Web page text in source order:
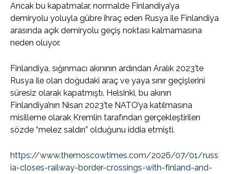
Ancak bu kapatmalar, normalde Finlandiya’ya
demiryolu yoluyla gübre ihraç eden Rusya ile Finlandiya
arasında açık demiryolu geçiş noktası kalmamasına
neden oluyor.
Finlandiya, sığınmacı akınının ardından Aralık 2023’te
Rusya ile olan doğudaki araç ve yaya sınır geçişlerini
süresiz olarak kapatmıştı. Helsinki, bu akının
Finlandiya’nın Nisan 2023’te NATO’ya katılmasına
misilleme olarak Kremlin tarafından gerçekleştirilen
sözde “melez saldırı” olduğunu iddia etmişti.
https://www.themoscowtimes.com/2026/07/01/russ
ia-closes-railway-border-crossings-with-finland-and-